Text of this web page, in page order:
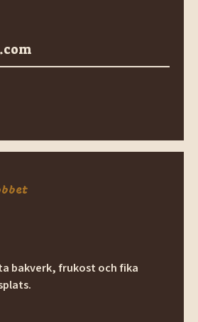
bakverk, frukost och fika